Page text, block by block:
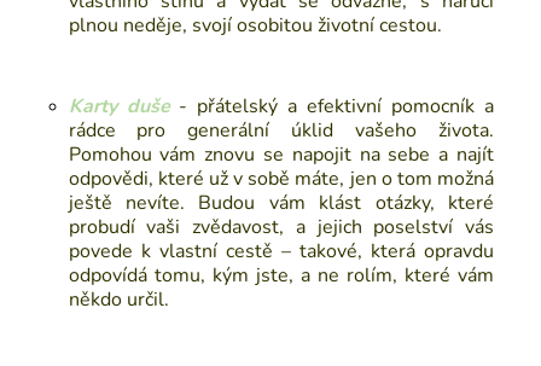
plnou neděje, svojí osobitou životní cestou.
Karty duše - přátelský a efektivní pomocník a
rádce pro generální úklid vašeho života.
Pomohou vám znovu se napojit na sebe a najít
odpovědi, které už v sobě máte, jen o tom možná
ještě nevíte. Budou vám klást otázky, které
probudí vaši zvědavost, a jejich poselství vás
povede k vlastní cestě – takové, která opravdu
odpovídá tomu, kým jste, a ne rolím, které vám
někdo určil.